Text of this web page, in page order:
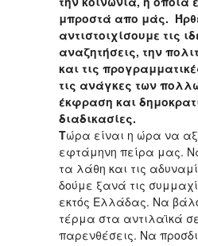
μπροστά απο μάς.
αντιστοιχίσουμε τις
αναζητήσεις, την
και τις
τις ανάγκες των
έκφραση και
διαδικασίες.
Τώρα είναι η ώρα να
εφτάμηνη πείρα μας.
τα λάθη και τις
δούμε ξανά τις
εκτός Ελλάδας. Να
τέρμα στα αντιλαϊκά
παρενθέσεις. Να